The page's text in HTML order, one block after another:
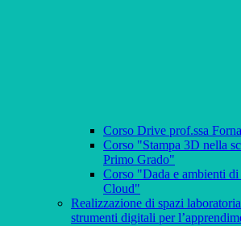
Corso Drive prof.ssa
Corso "Stampa 3D nella
Primo Grado"
Corso "Dada e ambienti
Cloud"
Realizzazione di spazi
strumenti digitali per